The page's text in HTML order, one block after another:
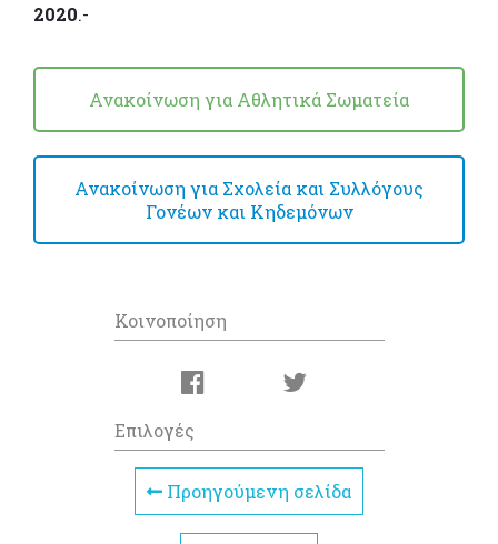
2020.-
Ανακοίνωση για Αθλητικά Σωματεία
Ανακοίνωση για Σχολεία και Συλλόγους
Γονέων και Κηδεμόνων
Κοινοποίηση
Επιλογές
Προηγούμενη σελίδα